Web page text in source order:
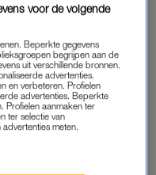
tot alle
online
en
voor de volgende
Beperkte gegevens
begrijpen aan de
uit verschillende bronnen.
advertenties.
en verbeteren. Profielen
advertenties. Beperkte
Profielen aanmaken ter
ter selectie van
meten.